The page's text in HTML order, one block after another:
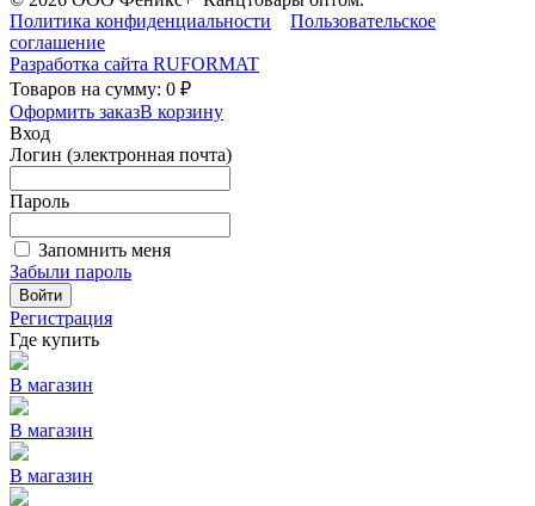
Политика конфиденциальности
Пользовательское
соглашение
Разработка сайта RUFORMAT
Товаров на сумму: 0 ₽
Оформить заказВ корзину
Вход
Логин (электронная почта)
Пароль
Запомнить меня
Забыли пароль
Войти
Регистрация
Где купить
В магазин
В магазин
В магазин